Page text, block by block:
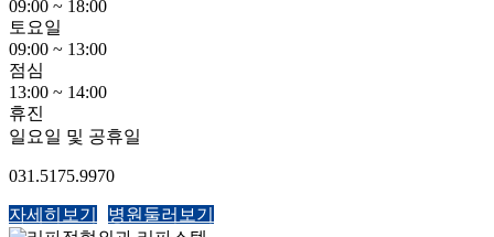
09:00 ~ 18:00
토요일
09:00 ~ 13:00
점심
13:00 ~ 14:00
휴진
일요일 및 공휴일
031.5175.9970
자세히보기 병원둘러보기